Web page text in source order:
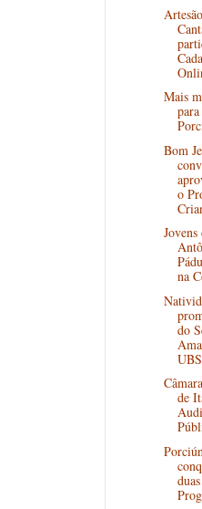
Mais
para
Bom
o
na
do
UBS
de